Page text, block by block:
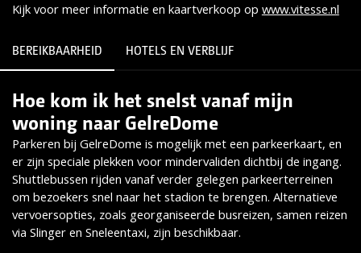
Kijk voor meer informatie en kaartverkoop op www.vitesse.nl
Lees meer
BEREIKBAARHEID HOTELS EN VERBLIJF
Hoe kom ik het snelst vanaf mijn
woning naar GelreDome
Parkeren bij GelreDome is mogelijk met een parkeerkaart, en
er zijn speciale plekken voor mindervaliden dichtbij de ingang.
Shuttlebussen rijden vanaf verder gelegen parkeerterreinen
om bezoekers snel naar het stadion te brengen. Alternatieve
vervoersopties, zoals georganiseerde busreizen, samen reizen
via Slinger en Sneleentaxi, zijn beschikbaar.